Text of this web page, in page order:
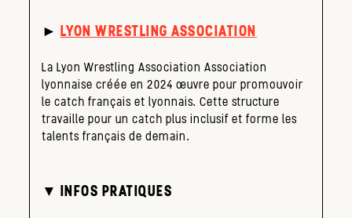
► LYON WRESTLING ASSOCIATION
La Lyon Wrestling Association Association
lyonnaise créée en 2024 œuvre pour promouvoir
le catch français et lyonnais. Cette structure
travaille pour un catch plus inclusif et forme les
talents français de demain.
▼ INFOS PRATIQUES